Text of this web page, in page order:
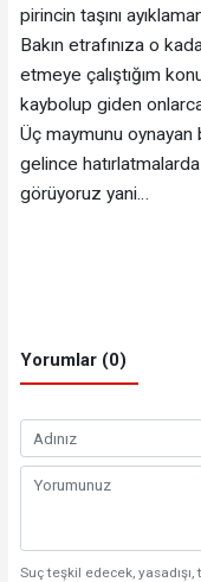
pirincin taşını
Bakın etrafınıza o
etmeye çalıştığım
kaybolup giden
Üç maymunu
gelince
görüyoruz yani…
Yorumlar (0)
Suç teşkil edecek,